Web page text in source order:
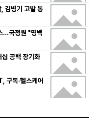
김병기 고발 통
…국정원 "명백
공백 장기화
구독·헬스케어